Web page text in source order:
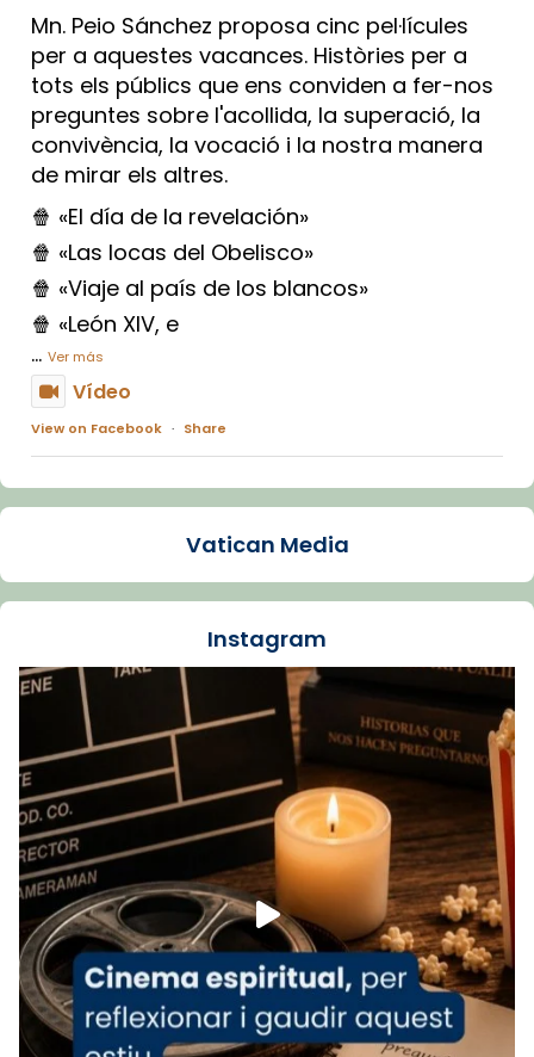
Mn. Peio Sánchez proposa cinc pel·lícules
per a aquestes vacances. Històries per a
tots els públics que ens conviden a fer-nos
preguntes sobre l'acollida, la superació, la
convivència, la vocació i la nostra manera
de mirar els altres.
🍿 «El día de la revelación»
🍿 «Las locas del Obelisco»
🍿 «Viaje al país de los blancos»
🍿 «León XIV, e
... Ver más
Vídeo
View on Facebook · Share
Arquebisbat de Barcelona
La Carmina va patir depressió. Fa gairebé
dos mesos, a l'Estadi Lluís Companys, la
Recupera l'entrevista comp
Vatican
tican News 👇
www.vaticannews.va/es/iglesia/news/2026-
07/carmina-historia-depresion-papa-viaje-
espana-testimoni...
Foto
View on Facebook · Share
Arquebisbat de Barcelona
1 week ago
«Avui les santes Juliana i Semproniana ens
Vatican Media
Instagram